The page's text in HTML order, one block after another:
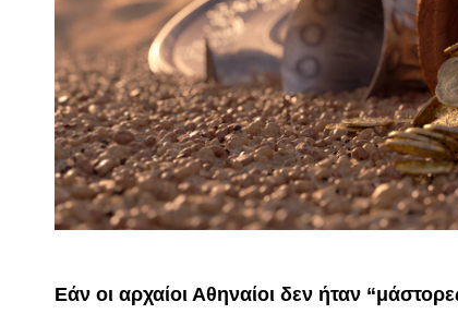
Εάν οι αρχαίοι Αθηναίοι δεν ήταν